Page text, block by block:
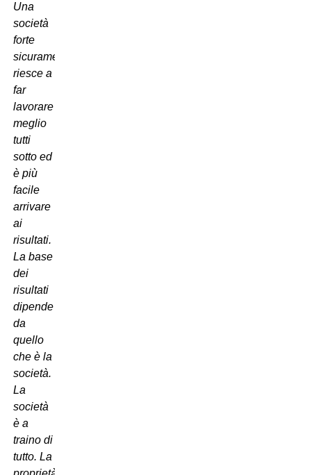
Una
società
forte
sicuramente
riesce a
far
lavorare
meglio
tutti
sotto ed
è più
facile
arrivare
ai
risultati.
La base
dei
risultati
dipende
da
quello
che è la
società.
La
società
è a
traino di
tutto. La